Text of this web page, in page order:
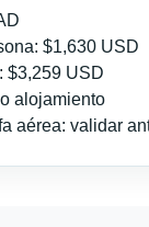
$1,630 USD
$3,259 USD
alojamiento
aérea: validar